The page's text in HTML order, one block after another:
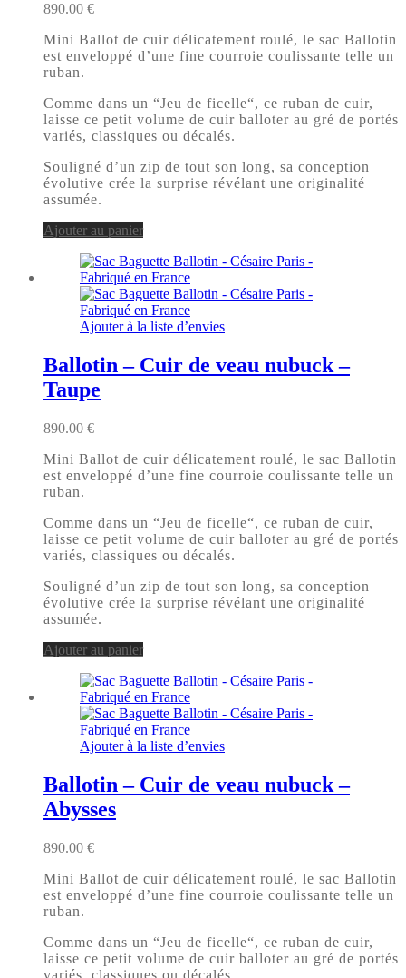
890.00 €
Mini Ballot de cuir délicatement roulé, le sac Ballotin
est enveloppé d’une fine courroie coulissante telle un
ruban.
Comme dans un “Jeu de ficelle“, ce ruban de cuir,
laisse ce petit volume de cuir balloter au gré de portés
variés, classiques ou décalés.
Souligné d’un zip de tout son long, sa conception
évolutive crée la surprise révélant une originalité
assumée.
Ajouter au panier
Ajouter à la liste d’envies
Ballotin – Cuir de veau nubuck –
Taupe
890.00 €
Mini Ballot de cuir délicatement roulé, le sac Ballotin
est enveloppé d’une fine courroie coulissante telle un
ruban.
Comme dans un “Jeu de ficelle“, ce ruban de cuir,
laisse ce petit volume de cuir balloter au gré de portés
variés, classiques ou décalés.
Souligné d’un zip de tout son long, sa conception
évolutive crée la surprise révélant une originalité
assumée.
Ajouter au panier
Ajouter à la liste d’envies
Ballotin – Cuir de veau nubuck –
Abysses
890.00 €
Mini Ballot de cuir délicatement roulé, le sac Ballotin
est enveloppé d’une fine courroie coulissante telle un
ruban.
Comme dans un “Jeu de ficelle“, ce ruban de cuir,
laisse ce petit volume de cuir balloter au gré de portés
variés, classiques ou décalés.